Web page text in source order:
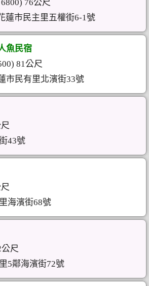
76公尺
蓮市民主里五權街6-1號
魚民宿
81公尺
市民有里北濱街33號
43號
海濱街68號
尺
5鄰海濱街72號